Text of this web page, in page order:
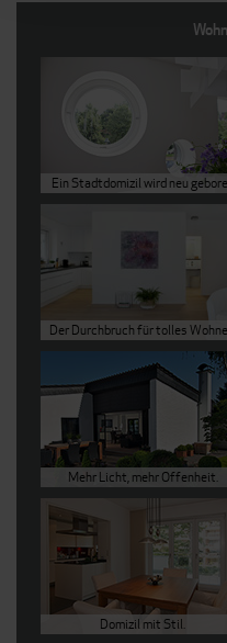
Ein Stadtdomizil wird neu
Der Durchbruch für tolles
Mehr Licht, mehr Offenheit.
Domizil mit Stil.